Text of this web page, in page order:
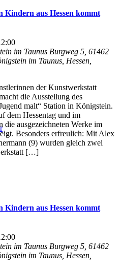
Kindern aus Hessen kommt
im Taunus Burgweg 5, 61462
im Taunus, Hessen,
der Kunstwerkstatt
die Ausstellung des
malt“ Station in Königstein.
dem Hessentag und im
die ausgezeichneten Werke im
Besonders erfreulich: Mit Alex
(9) wurden gleich zwei
[…]
Kindern aus Hessen kommt
im Taunus Burgweg 5, 61462
im Taunus, Hessen,